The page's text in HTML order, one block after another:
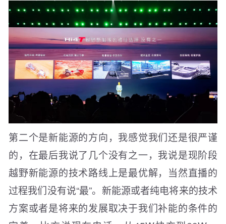
第二个是新能源的方向，我感觉我们还是很严谨
的，在最后我说了几个没有之一，我说是现阶段
越野新能源的技术路线上是最优解，当然直播的
过程我们没有说“最”。新能源或者纯电将来的技术
方案或者是将来的发展取决于我们补能的条件的